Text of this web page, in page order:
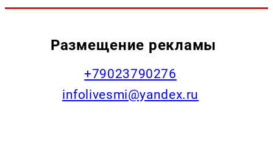
Размещение рекламы
+79023790276
infolivesmi@yandex.ru